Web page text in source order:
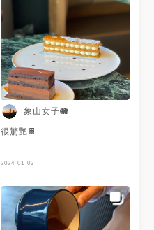
特製Guérande鹽之花焦糖醬，
佐柔順巧克力甘那許。
Gaerande鹽之花焦糖為底，上
面則是入口即化的巧克力甘納許
塔皮非常非常薄脆，完全與甘納
許合而為一。絲綢般的焦糖香苦
味與微透酒香的可可味。 各自
展現不同的美味又不衝突。美味
迴盪在口中好久好久!! 🔖
Shibusa黑巧克力慕斯 「當食
物變精品，吃的是巧味。」 安
靜細品，享受甜點中每一口的美
克力，由巧克力慕斯、法式蛋糕
滑亮麗的表面非常吸睛。 多層
次的組合呈現巧克力豐富香氣的
變化，微酸的巧克力風味內餡在
煙燻風味中透出微熏的酒香。
象山女子🐘
很驚艷🍫
2024-01-03